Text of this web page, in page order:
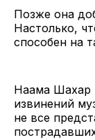
Позже она
Настолько,
способен на
Наама Шахар
извинений
не все